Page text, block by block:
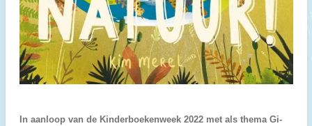
In aanloop van de Kinderboekenweek 2022 met als thema Gi-